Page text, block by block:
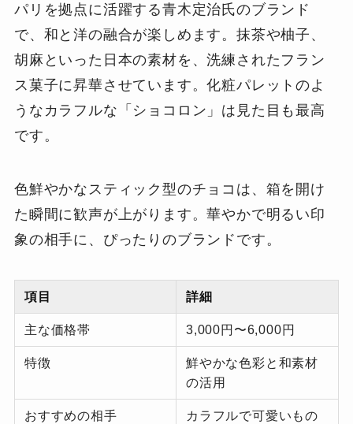
パリを拠点に活躍する青木定治氏のブランド
で、和と洋の融合が楽しめます。抹茶や柚子、
胡麻といった日本の素材を、洗練されたフラン
ス菓子に昇華させています。化粧パレットのよ
うなカラフルな「ショコロン」は見た目も最高
です。
色鮮やかなスティック型のチョコは、箱を開け
た瞬間に歓声が上がります。華やかで明るい印
象の相手に、ぴったりのブランドです。
項目 詳細
主な価格帯 3,000円〜6,000円
特徴
鮮やかな色彩と和素材
の活用
おすすめの相手
カラフルで可愛いもの